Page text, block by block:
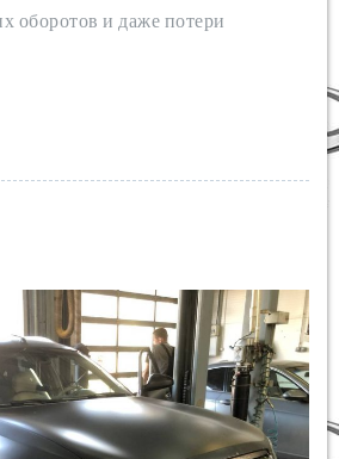
оборотов и даже потери